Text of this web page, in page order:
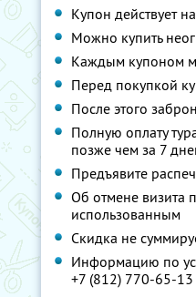
Купон действует
Можно купить
Каждым купоном
Перед покупкой
После этого
Полную оплату
позже чем за 7
Предъявите
Об отмене визита
использованным
Скидка не
Информацию по
+7 (812) 770-65-13